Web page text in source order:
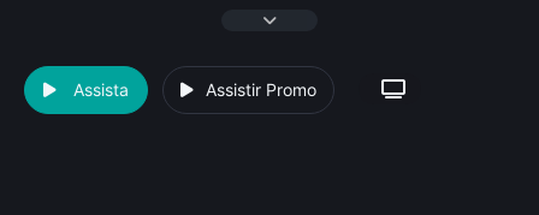
Assista Assistir Promo